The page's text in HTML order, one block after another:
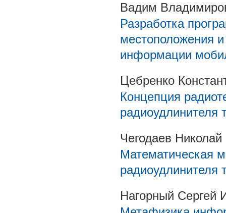
Вадим
Разработка
местоположения
информации
Цебренко
Концепция
радиоудлинителя
Чегодаев Николай
Математическая
радиоудлинителя
Нагорный Сергей